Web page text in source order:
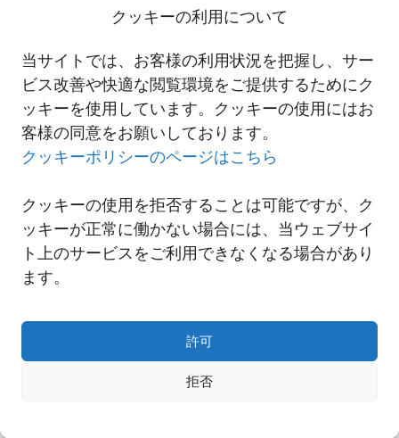
クッキーの利用について
当サイトでは、お客様の利用状況を把握し、サー
ビス改善や快適な閲覧環境をご提供するためにク
ッキーを使用しています。クッキーの使用にはお
客様の同意をお願いしております。
クッキーポリシーのページはこちら
クッキーの使用を拒否することは可能ですが、ク
ッキーが正常に働かない場合には、当ウェブサイ
ト上のサービスをご利用できなくなる場合があり
ます。
許可
拒否
詳細は以下リンクよりご覧ください。
2022-01-06 ダッカ駐在事務所開設のご案内
一覧へ